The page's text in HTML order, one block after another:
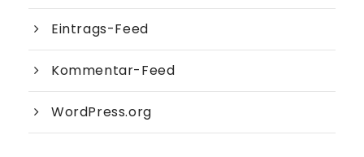
Eintrags-Feed
Kommentar-Feed
WordPress.org